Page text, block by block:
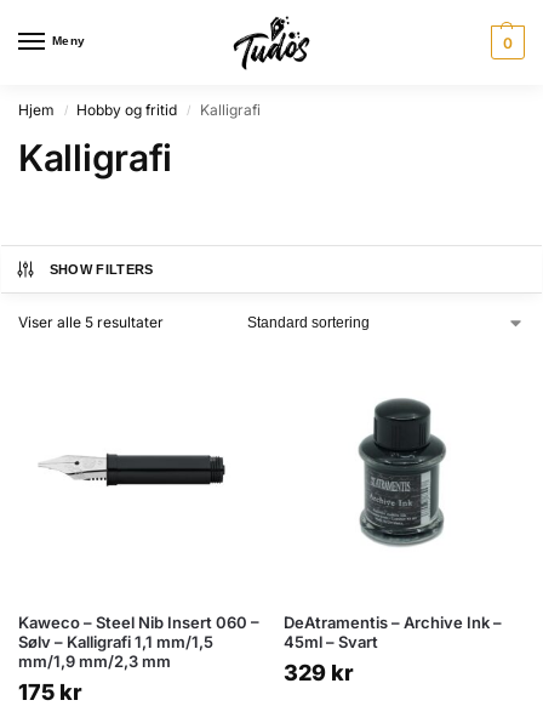
Meny 0
Hjem / Hobby og fritid / Kalligrafi
Kalligrafi
SHOW FILTERS
Viser alle 5 resultater
Kaweco – Steel Nib Insert 060 –
Sølv – Kalligrafi 1,1 mm/1,5
mm/1,9 mm/2,3 mm
175 kr
DeAtramentis – Archive Ink –
45ml – Svart
329 kr